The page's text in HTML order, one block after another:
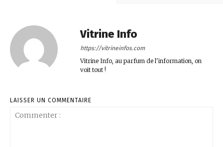
Vitrine Info
https://vitrineinfos.com
Vitrine Info, au parfum de l'information, on
voit tout !
LAISSER UN COMMENTAIRE